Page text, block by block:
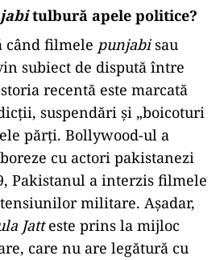
tulbură apele politice?
când filmele punjabisau
subiect de dispută între
recentă este marcată
suspendări și „boicoturi
părți. Bollywood-ul a
cu actori pakistanezi
Pakistanul a interzis filmele
militare. Așadar,
Jatteste prins la mijloc
care nu are legătură cu